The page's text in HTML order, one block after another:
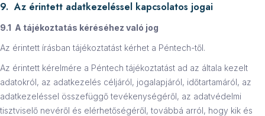
9. Az érintett adatkezeléssel kapcsolatos jogai
9.1 A tájékoztatás kéréséhez való jog
Az érintett írásban tájékoztatást kérhet a Péntech-től.
Az érintett kérelmére a Péntech tájékoztatást ad az általa kezelt
adatokról, az adatkezelés céljáról, jogalapjáról, időtartamáról, az
adatkezeléssel összefüggő tevékenységéről, az adatvédelmi
tisztviselő nevéről és elérhetőségéről, továbbá arról, hogy kik és